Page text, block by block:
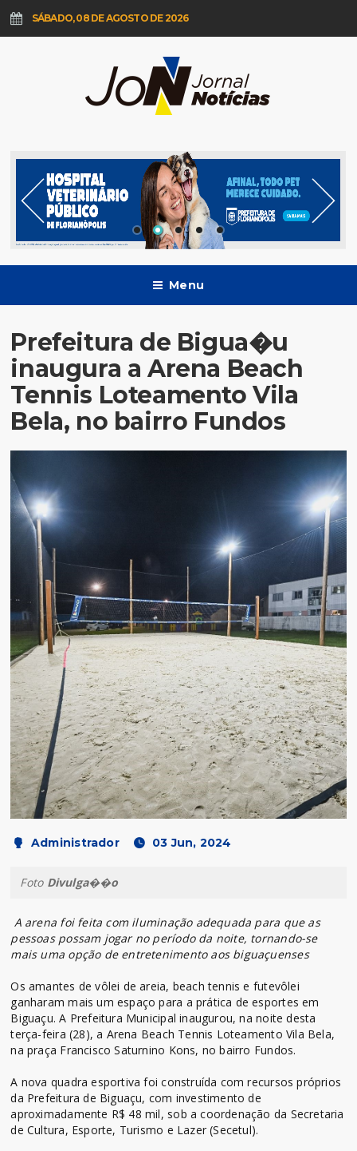
SÁBADO, 08 DE AGOSTO DE 2026
Menu
Prefeitura de Bigua�u
inaugura a Arena Beach
Tennis Loteamento Vila
Bela, no bairro Fundos
Administrador 03 Jun, 2024
Foto Divulga��o
A arena foi feita com iluminação adequada para que as
pessoas possam jogar no período da noite, tornando-se
mais uma opção de entretenimento aos biguaçuenses
Os amantes de vôlei de areia, beach tennis e futevôlei
ganharam mais um espaço para a prática de esportes em
Biguaçu. A Prefeitura Municipal inaugurou, na noite desta
terça-feira (28), a Arena Beach Tennis Loteamento Vila Bela,
na praça Francisco Saturnino Kons, no bairro Fundos.
A nova quadra esportiva foi construída com recursos próprios
da Prefeitura de Biguaçu, com investimento de
aproximadamente R$ 48 mil, sob a coordenação da Secretaria
de Cultura, Esporte, Turismo e Lazer (Secetul).